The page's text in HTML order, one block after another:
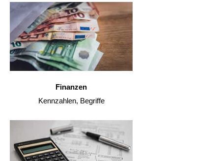
Finanzen
Kennzahlen, Begriffe